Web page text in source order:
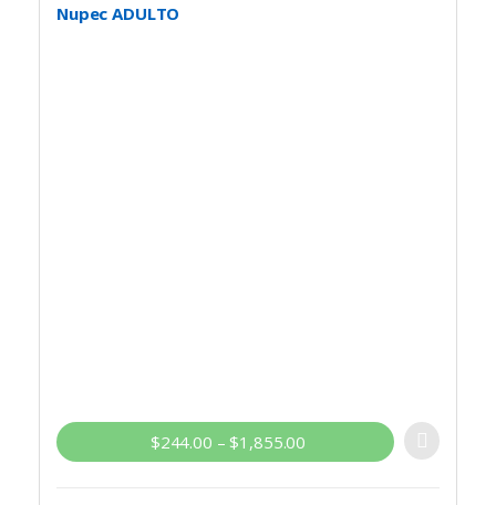
Nupec ADULTO
$244.00 – $1,855.00